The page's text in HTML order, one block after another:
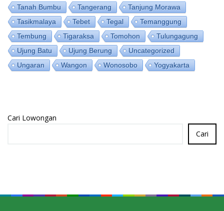
Tanah Bumbu
Tangerang
Tanjung Morawa
Tasikmalaya
Tebet Tegal
Temanggung
Tembung
Tigaraksa Tomohon
Tulungagung
Ujung Batu
Ujung Berung
Uncategorized
Ungaran
Wangon Wonosobo Yogyakarta
Cari Lowongan
Cari